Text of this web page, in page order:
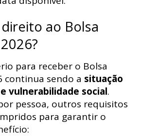
ao Bolsa
para receber o Bolsa
continua sendo a situação
vulnerabilidade social.
pessoa, outros requisitos
para garantir o